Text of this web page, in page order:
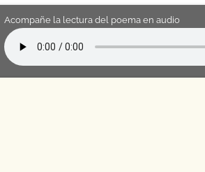
Acompañe la lectura del poema en audio